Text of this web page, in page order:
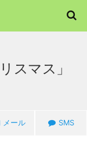
スマス」
メール SMS